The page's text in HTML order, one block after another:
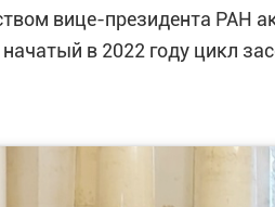
вице-президента РАН
в 2022 году цикл